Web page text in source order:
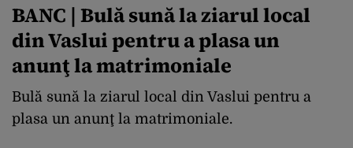
BANC | Bulă sună la ziarul local
din Vaslui pentru a plasa un
anunţ la matrimoniale
Bulă sună la ziarul local din Vaslui pentru a
plasa un anunţ la matrimoniale.